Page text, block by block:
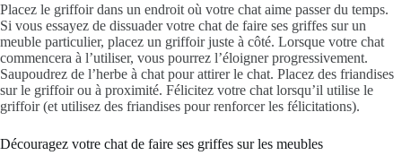
Placez le griffoir dans un endroit où votre chat aime passer du temps.
Si vous essayez de dissuader votre chat de faire ses griffes sur un
meuble particulier, placez un griffoir juste à côté. Lorsque votre chat
commencera à l’utiliser, vous pourrez l’éloigner progressivement.
Saupoudrez de l’herbe à chat pour attirer le chat. Placez des friandises
sur le griffoir ou à proximité. Félicitez votre chat lorsqu’il utilise le
griffoir (et utilisez des friandises pour renforcer les félicitations).
Découragez votre chat de faire ses griffes sur les meubles